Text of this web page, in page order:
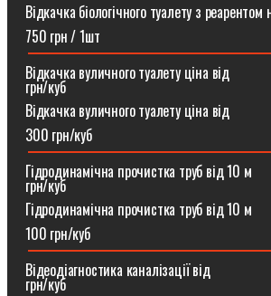
Відкачка біологічного туалету з реарентом
750 грн / 1шт
Відкачка вуличного туалету ціна від
грн/куб
Відкачка вуличного туалету ціна від
300 грн/куб
Гідродинамічна прочистка труб від
грн/куб
Гідродинамічна прочистка труб від 10 м
100 грн/куб
Відеодіагностика каналізації від
грн/куб